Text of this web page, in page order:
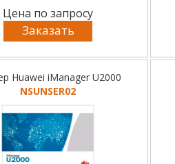
Цена по запросу
Заказать
Huawei iManager U2000
NSUNSER02